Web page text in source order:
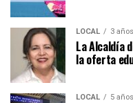
LOCAL 3
La Alcaldía
la oferta
LOCAL 5